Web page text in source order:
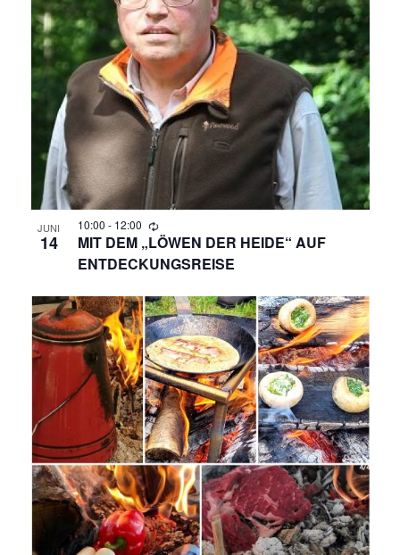
T
I
O
N
JUNI
14
10:00 - 12:00
MIT DEM „LÖWEN DER HEIDE“ AUF
ENTDECKUNGSREISE